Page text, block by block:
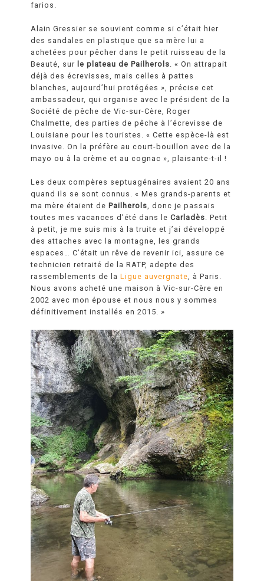
farios.
Alain Gressier se souvient comme si c’était hier
des sandales en plastique que sa mère lui a
achetées pour pêcher dans le petit ruisseau de la
Beauté, sur le plateau de Pailherols. « On attrapait
déjà des écrevisses, mais celles à pattes
blanches, aujourd’hui protégées »,précise cet
ambassadeur, qui organise avec le président de la
Société de pêche de Vic-sur-Cère, Roger
Chalmette, des parties de pêche à l’écrevisse de
Louisiane pour les touristes.« Cette espèce-là est
invasive. On la préfère au court-bouillon avec de la
mayo ou à la crème et au cognac », plaisante-t-il !
Les deux compères septuagénaires avaient 20 ans
quand ils se sont connus.« Mes grands-parents et
ma mère étaient de Pailherols, donc je passais
toutes mes vacances d’été dans leCarladès. Petit
à petit, je me suis mis à la truite et j’ai développé
des attaches avec la montagne, lesgrands
espaces… C’était un rêve de revenir ici, assure ce
technicien retraité de la RATP, adepte des
rassemblements de laLigue auvergnate, à Paris.
Nous avons acheté une maison à Vic-sur-Cère en
2002 avec mon épouse et nous nous y sommes
définitivement installés en 2015. »